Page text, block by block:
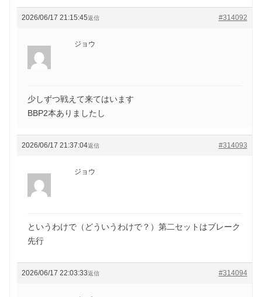
2026/06/17 21:15:45 #314092
返信
ジョウ
少しずつ戦えて来てはいます
BBP2本ありましたし
2026/06/17 21:37:04 #314093
返信
ジョウ
というわけで（どういうわけで？）第二セットはブレーク
先行
2026/06/17 22:03:33 #314094
返信